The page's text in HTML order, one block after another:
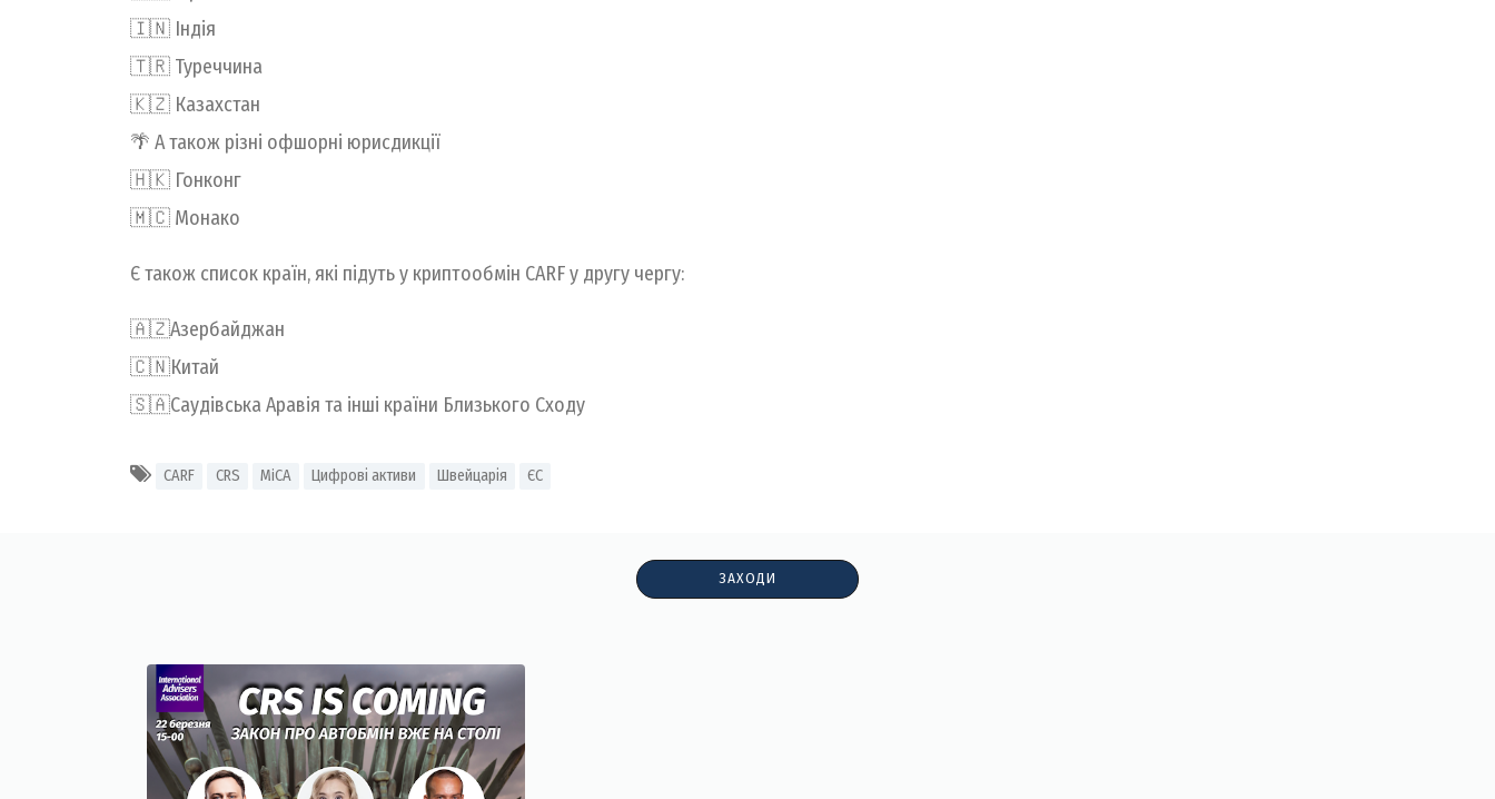
🇮🇳 Індія
🇹🇷 Туреччина
🇰🇿 Казахстан
🌴 А також різні офшорні юрисдикції
🇭🇰 Гонконг
🇲🇨 Монако
Є також список країн, які підуть у криптообмін CARF у другу чергу:
🇦🇿Азербайджан
🇨🇳Китай
🇸🇦Саудівська Аравія та інші країни Близького Сходу
CARF CRS MiCA Цифрові активи Швейцарія ЄС
ЗАХОДИ